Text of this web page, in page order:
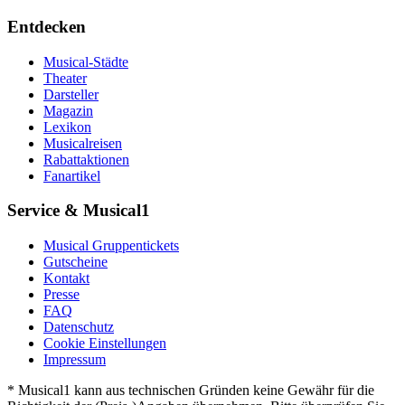
Entdecken
Musical-Städte
Theater
Darsteller
Magazin
Lexikon
Musicalreisen
Rabattaktionen
Fanartikel
Service & Musical1
Musical Gruppentickets
Gutscheine
Kontakt
Presse
FAQ
Datenschutz
Cookie Einstellungen
Impressum
* Musical1 kann aus technischen Gründen keine Gewähr für die